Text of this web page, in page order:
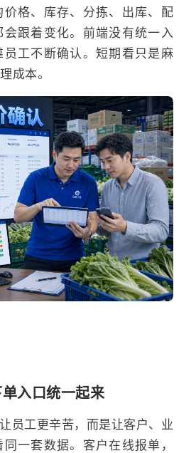
价格、库存、分拣、出库、配
跟着变化。前端没有统一入
员工不断确认。短期看只是麻
成本。
入口统一起来
员工更辛苦，而是让客户、业
一套数据。客户在线报单，